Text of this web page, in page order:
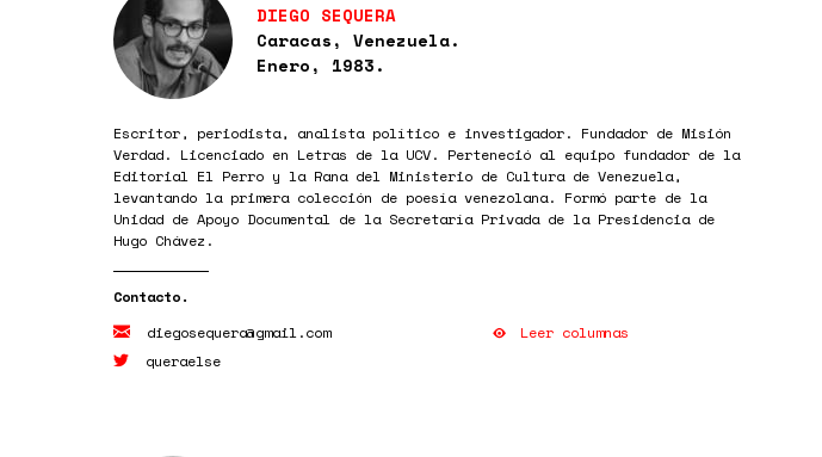
DIEGO SEQUERA
Caracas, Venezuela.
Enero, 1983.
Escritor, periodista, analista político e investigador. Fundador de Misión
Verdad. Licenciado en Letras de la UCV. Perteneció al equipo fundador de la
Editorial El Perro y la Rana del Ministerio de Cultura de Venezuela,
levantando la primera colección de poesía venezolana. Formó parte de la
Unidad de Apoyo Documental de la Secretaría Privada de la Presidencia de
Hugo Chávez.
diegosequera@gmail.com
queraelse
Leer columnas